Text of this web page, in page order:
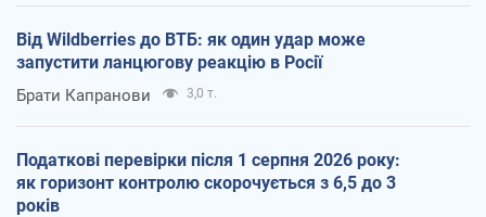
Від Wildberries до ВТБ: як один удар може
запустити ланцюгову реакцію в Росії
Брати Капранови 3,0 т.
Податкові перевірки після 1 серпня 2026 року:
як горизонт контролю скорочується з 6,5 до 3
років